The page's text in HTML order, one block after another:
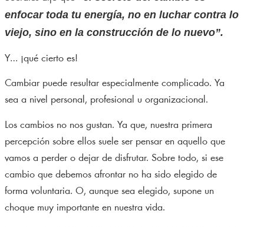
enfocar toda tu energía, no en luchar contra lo
viejo, sino en la construcción de lo nuevo”.
Y… ¡qué cierto es!
Cambiar puede resultar especialmente complicado. Ya
sea a nivel personal, profesional u organizacional.
Los cambios no nos gustan. Ya que, nuestra primera
percepción sobre ellos suele ser pensar en aquello que
vamos a perder o dejar de disfrutar. Sobre todo, si ese
cambio que debemos afrontar no ha sido elegido de
forma voluntaria. O, aunque sea elegido, supone un
choque muy importante en nuestra vida.